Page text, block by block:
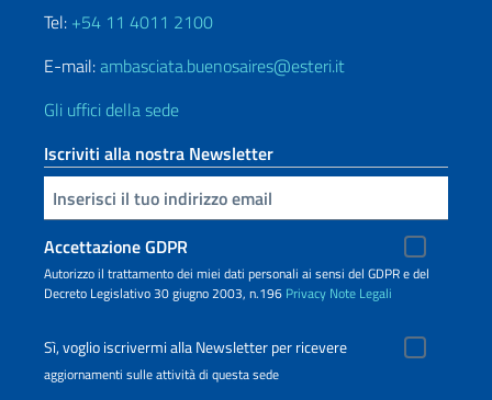
Tel: +54 11 4011 2100
E-mail:ambasciata.buenosaires@esteri.it
Gli uffici della sede
Iscriviti alla nostra Newsletter
Inserisci la tua email
Accettazione GDPR
Autorizzo il trattamento dei miei dati personali ai sensi del GDPR e del
Decreto Legislativo 30 giugno 2003, n.196 Privacy Note Legali
Sì, voglio iscrivermi alla Newsletter per ricevere
aggiornamenti sulle attività di questa sede